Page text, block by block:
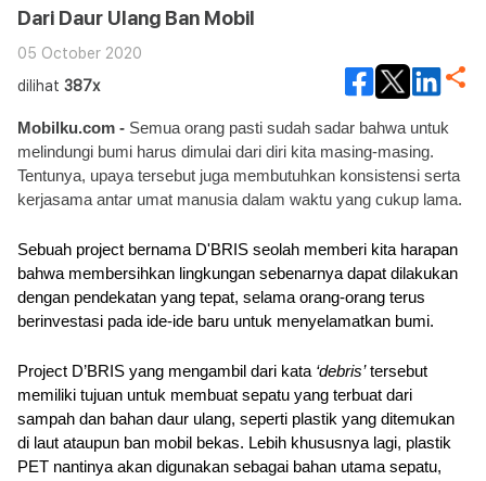
Dari Daur Ulang Ban Mobil
05 October 2020
dilihat 387x
Mobilku.com - Semua orang pasti sudah sadar bahwa untuk
melindungi bumi harus dimulai dari diri kita masing-masing.
Tentunya, upaya tersebut juga membutuhkan konsistensi serta
kerjasama antar umat manusia dalam waktu yang cukup lama.
Sebuah project bernama D'BRIS seolah memberi kita harapan
bahwa membersihkan lingkungan sebenarnya dapat dilakukan
dengan pendekatan yang tepat, selama orang-orang terus
berinvestasi pada ide-ide baru untuk menyelamatkan bumi.
Project D’BRIS yang mengambil dari kata ‘debris’ tersebut
memiliki tujuan untuk membuat sepatu yang terbuat dari
sampah dan bahan daur ulang, seperti plastik yang ditemukan
di laut ataupun ban mobil bekas. Lebih khususnya lagi, plastik
PET nantinya akan digunakan sebagai bahan utama sepatu,